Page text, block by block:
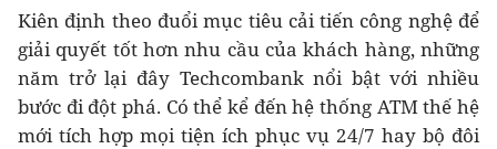
Kiên định theo đuổi mục tiêu cải tiến công nghệ để
giải quyết tốt hơn nhu cầu của khách hàng, những
năm trở lại đây Techcombank nổi bật với nhiều
bước đi đột phá. Có thể kể đến hệ thống ATM thế hệ
mới tích hợp mọi tiện ích phục vụ 24/7 hay bộ đôi